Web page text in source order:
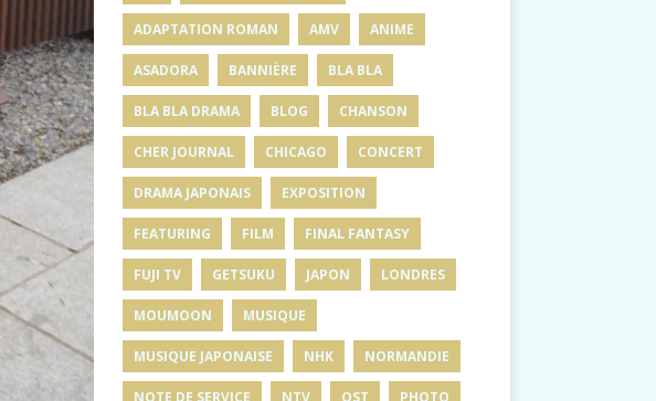
ADAPTATION ROMAN AMV ANIME
ASADORA BANNIÈRE BLA BLA
BLA BLA DRAMA BLOG CHANSON
CHER JOURNAL CHICAGO CONCERT
DRAMA JAPONAIS EXPOSITION
FEATURING FILM FINAL FANTASY
FUJI TV GETSUKU JAPON LONDRES
MOUMOON MUSIQUE
MUSIQUE JAPONAISE NHK NORMANDIE
NOTE DE SERVICE NTV OST PHOTO